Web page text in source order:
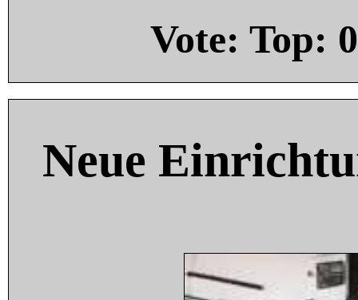
Vote: Top: 0
Neue